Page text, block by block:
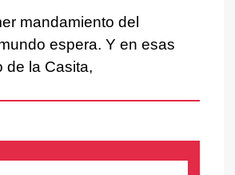
mandamiento del
espera. Y en esas
de la Casita,